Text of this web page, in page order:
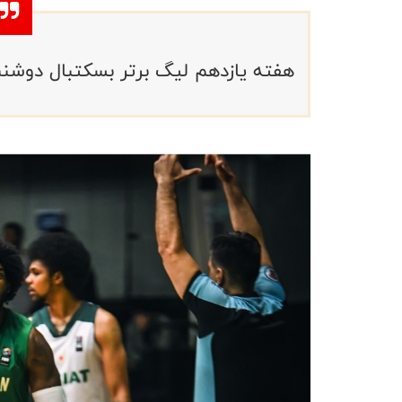
هفته یازدهم لیگ برتر بسکتبال دوشنبه ۴دی ماه با انجام ۵ دیدار آغاز